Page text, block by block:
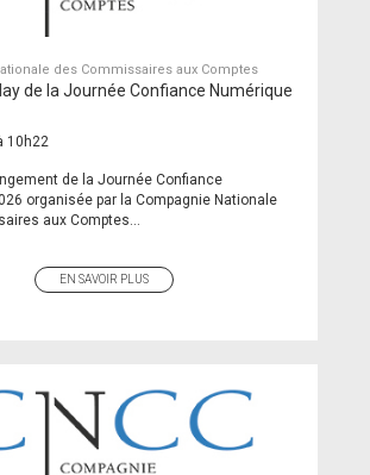
des Commissaires aux Comptes
de la Journée Confiance Numérique
10h22
de la Journée Confiance
organisée par la Compagnie Nationale
aux Comptes...
EN SAVOIR PLUS